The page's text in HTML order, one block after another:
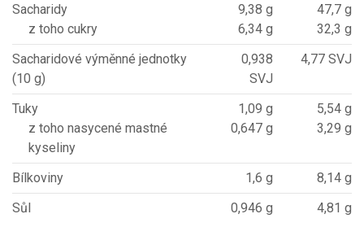
Sacharidy
z toho cukry
9,38 g
6,34 g
47,7 g
32,3 g
Sacharidové výměnné jednotky
(10 g)
0,938
SVJ
4,77 SVJ
Tuky
z toho nasycené mastné
kyseliny
1,09 g
0,647 g
5,54 g
3,29 g
Bílkoviny 1,6 g
8,14 g
Sůl
0,946 g 4,81 g